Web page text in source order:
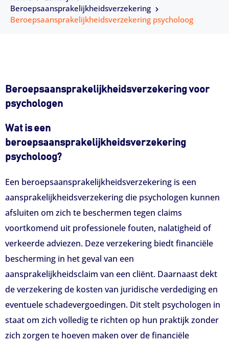
Beroepsaansprakelijkheidsverzekering
Beroepsaansprakelijkheidsverzekering psycholoog
Beroepsaansprakelijkheidsverzekering voor
psychologen
Wat is een
beroepsaansprakelijkheidsverzekering
psycholoog?
Een beroepsaansprakelijkheidsverzekering is een
aansprakelijkheidsverzekering die psychologen kunnen
afsluiten om zich te beschermen tegen claims
voortkomend uit professionele fouten, nalatigheid of
verkeerde adviezen. Deze verzekering biedt financiële
bescherming in het geval van een
aansprakelijkheidsclaim van een cliënt. Daarnaast dekt
de verzekering de kosten van juridische verdediging en
eventuele schadevergoedingen. Dit stelt psychologen in
staat om zich volledig te richten op hun praktijk zonder
zich zorgen te hoeven maken over de financiële